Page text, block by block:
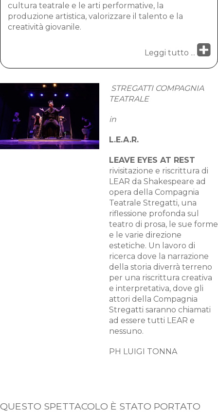
cultura teatrale e le arti performative, la
produzione artistica, valorizzare il talento e la
creatività giovanile.
Leggi tutto ...
STREGATTI COMPAGNIA
TEATRALE
in
L.E.A.R.
LEAVE EYES AT REST
rivisitazione e riscrittura di
LEAR da Shakespeare ad
opera della Compagnia
Teatrale Stregatti, una
riflessione profonda sul
teatro di prosa, le sue forme
e le varie direzione
estetiche. Un lavoro di
ricerca dove la narrazione
della storia diverrà terreno
per una riscrittura creativa
e interpretativa, dove gli
attori della Compagnia
Stregatti saranno chiamati
ad essere tutti LEAR e
nessuno.
PH LUIGI TONNA
QUESTO SPETTACOLO È STATO PORTATO